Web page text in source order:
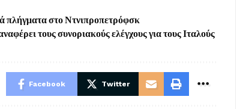
πλήγματα στο Ντνιπροπετρόφσκ
τους συνοριακούς ελέγχους για τους Ιταλούς
Facebook Twitter